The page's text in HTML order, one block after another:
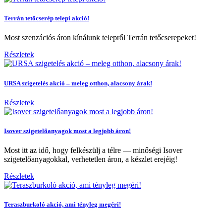
Terrán tetőcserép telepi akció!
Most szenzációs áron kínálunk telepről Terrán tetőcserepeket!
Részletek
URSA szigetelés akció – meleg otthon, alacsony árak!
Részletek
Isover szigetelőanyagok most a legjobb áron!
Most itt az idő, hogy felkészülj a télre — minőségi Isover
szigetelőanyagokkal, verhetetlen áron, a készlet erejéig!
Részletek
Teraszburkoló akció, ami tényleg megéri!